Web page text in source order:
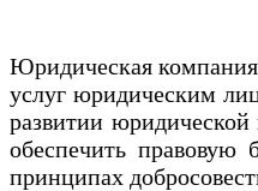
Юридическая
услуг юридическим
развитии
обеспечить правовую
принципах